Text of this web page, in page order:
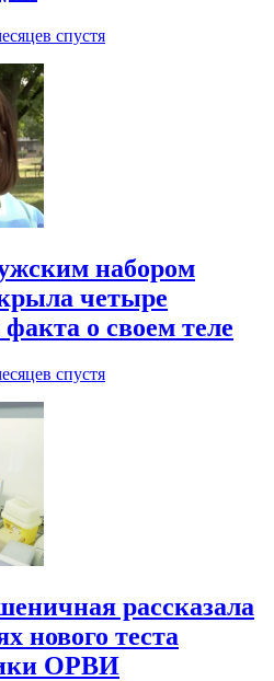
спустя
набором
четыре
о своем теле
спустя
рассказала
нового теста
ОРВИ